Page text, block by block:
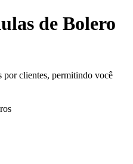
de Bolero
por clientes, permitindo você